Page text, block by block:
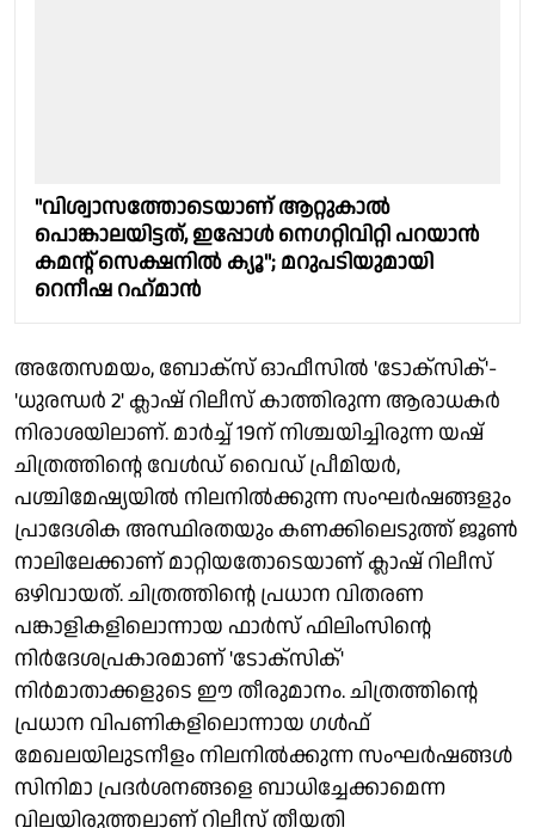
"വിശ്വാസത്തോടെയാണ് ആറ്റുകാൽ
പൊങ്കാലയിട്ടത്, ഇപ്പോൾ നെഗറ്റിവിറ്റി പറയാൻ
കമന്റ് സെക്ഷനിൽ ക്യൂ"; മറുപടിയുമായി
റെനീഷ റഹ്‌മാൻ
അതേസമയം, ബോക്സ് ഓഫീസിൽ 'ടോക്‌സിക്'-
'ധുരന്ധർ 2' ക്ലാഷ് റിലീസ് കാത്തിരുന്ന ആരാധകർ
നിരാശയിലാണ്. മാർച്ച് 19ന് നിശ്ചയിച്ചിരുന്ന യഷ്
ചിത്രത്തിന്റെ വേൾഡ് വൈഡ് പ്രീമിയർ,
പശ്ചിമേഷ്യയിൽ നിലനിൽക്കുന്ന സംഘർഷങ്ങളും
പ്രാദേശിക അസ്ഥിരതയും കണക്കിലെടുത്ത് ജൂൺ
നാലിലേക്കാണ് മാറ്റിയതോടെയാണ് ക്ലാഷ് റിലീസ്
ഒഴിവായത്. ചിത്രത്തിന്റെ പ്രധാന വിതരണ
പങ്കാളികളിലൊന്നായ ഫാർസ് ഫിലിംസിന്റെ
നിർദേശപ്രകാരമാണ് 'ടോക്‌സിക്'
നിർമാതാക്കളുടെ ഈ തീരുമാനം. ചിത്രത്തിന്റെ
പ്രധാന വിപണികളിലൊന്നായ ഗൾഫ്
മേഖലയിലുടനീളം നിലനിൽക്കുന്ന സംഘർഷങ്ങൾ
സിനിമാ പ്രദർശനങ്ങളെ ബാധിച്ചേക്കാമെന്ന
വിലയിരുത്തലാണ് റിലീസ് തീയതി